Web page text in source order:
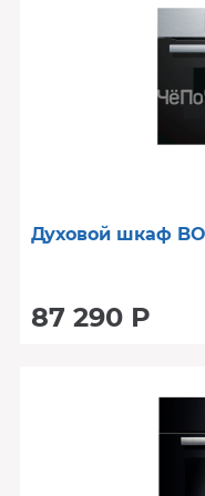
Духовой шкаф
87 290 Р